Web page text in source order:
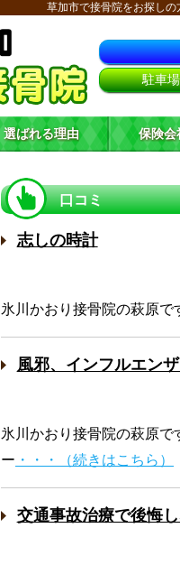
草加市で接骨院をお探し
駐車
選ばれる理由 保険会
口コミ
志しの時計
氷川かおり接骨院の萩原
風邪、インフルエン
氷川かおり接骨院の
ー ・・・（続きはこちら）
交通事故治療で後悔